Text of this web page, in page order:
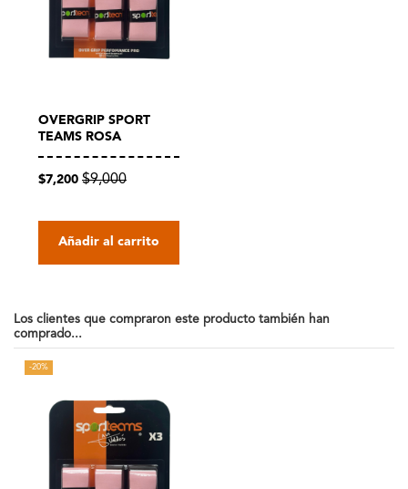
OVERGRIP SPORT
TEAMS ROSA
$7,200 $9,000
Añadir al carrito
Los clientes que compraron este producto también han
comprado...
-20%